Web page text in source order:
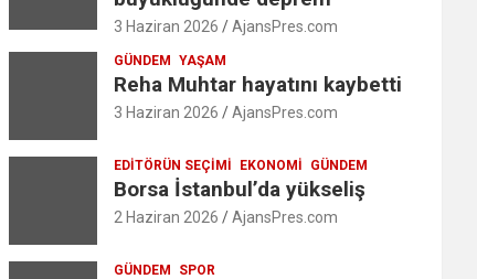
3 Haziran 2026 AjansPres.com
GÜNDEM YAŞAM
Reha Muhtar hayatını kaybetti
3 Haziran 2026 AjansPres.com
EDITÖRÜN SEÇIMI EKONOMI GÜNDEM
Borsa İstanbul’da yükseliş
2 Haziran 2026 AjansPres.com
GÜNDEM SPOR